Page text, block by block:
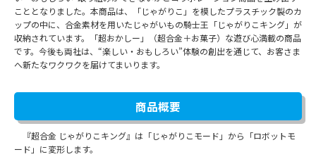
こととなりました。本商品は、「じゃがりこ」を模したプラスチック製のカ
ップの中に、合金素材を用いたじゃがいもの騎士王「じゃがりこキング」が
収納されています。「超おかしー」（超合金＋お菓子）な遊び心満載の商品
です。今後も両社は、“楽しい・おもしろい”体験の創出を通じて、お客さま
へ新たなワクワクを届けてまいります。
商品概要
『超合金 じゃがりこキング』は「じゃがりこモード」から「ロボットモ
ード」に変形します。